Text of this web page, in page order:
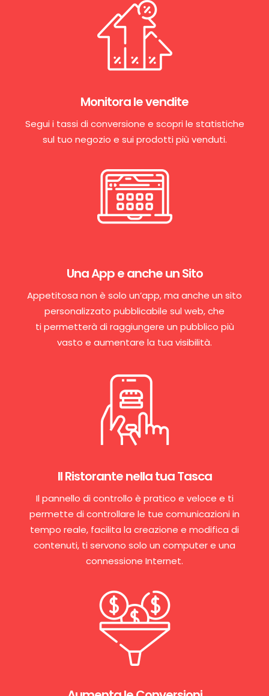
Monitora le vendite
Segui i tassi di conversione e scopri le statistiche
sul tuo negozio e sui prodotti più venduti.
Una App e anche un Sito
Appetitosa non è solo un’app, ma anche un sito
personalizzato pubblicabile sul web, che
ti permetterà di raggiungere un pubblico più
vasto e aumentare la tua visibilità.
Il Ristorante nella tua Tasca
Il pannello di controllo è pratico e veloce e ti
permette di controllare le tue comunicazioni in
tempo reale, facilita la creazione e modifica di
contenuti, ti servono solo un computer e una
connessione Internet.